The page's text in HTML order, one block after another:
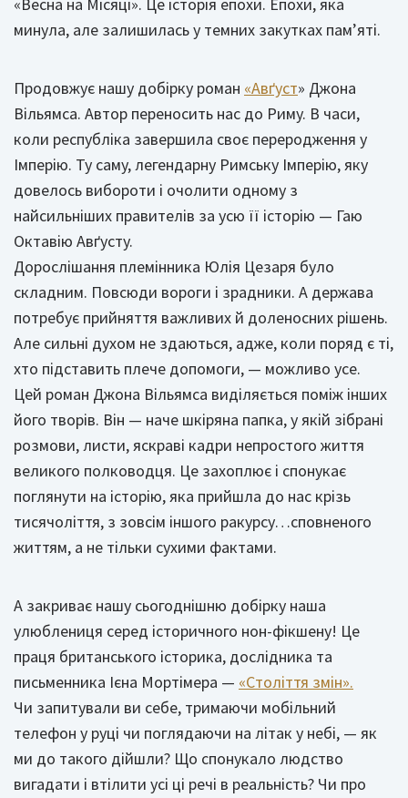
минула, але залишилась у темних закутках пам’яті.
Продовжує нашу добірку роман «Авґуст» Джона
Вільямса. Автор переносить нас до Риму. В часи,
коли республіка завершила своє переродження у
Імперію. Ту саму, легендарну Римську Імперію, яку
довелось вибороти і очолити одному з
найсильніших правителів за усю її історію — Гаю
Октавію Авґусту.
Дорослішання племінника Юлія Цезаря було
складним. Повсюди вороги і зрадники. А держава
потребує прийняття важливих й доленосних рішень.
Але сильні духом не здаються, адже, коли поряд є ті,
хто підставить плече допомоги, — можливо усе.
Цей роман Джона Вільямса виділяється поміж інших
його творів. Він — наче шкіряна папка, у якій зібрані
розмови, листи, яскраві кадри непростого життя
великого полководця. Це захоплює і спонукає
поглянути на історію, яка прийшла до нас крізь
тисячоліття, з зовсім іншого ракурсу…сповненого
життям, а не тільки сухими фактами.
А закриває нашу сьогоднішню добірку наша
улюблениця серед історичного нон-фікшену! Це
праця британського історика, дослідника та
письменника Ієна Мортімера — «Століття змін».
Чи запитували ви себе, тримаючи мобільний
телефон у руці чи поглядаючи на літак у небі, — як
ми до такого дійшли? Що спонукало людство
вигадати і втілити усі ці речі в реальність? Чи про